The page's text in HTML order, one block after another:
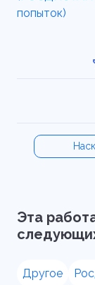
Эта
Другое